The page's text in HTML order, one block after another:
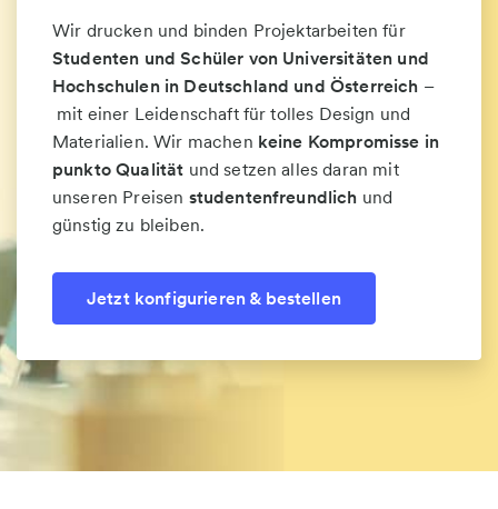
Wir drucken und binden Projektarbeiten für
Studenten und Schüler von Universitäten und
Hochschulen in Deutschland und Österreich –
mit einer Leidenschaft für tolles Design und
Materialien. Wir machen keine Kompromisse in
punkto Qualität und setzen alles daran mit
unseren Preisen studentenfreundlich und
günstig zu bleiben.
Jetzt konfigurieren & bestellen